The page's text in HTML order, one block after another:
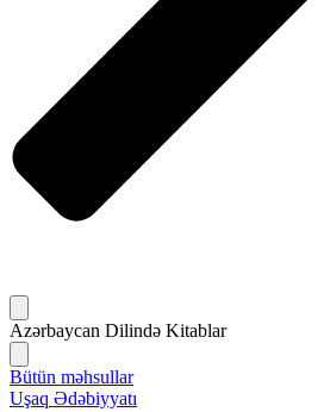
Azərbaycan Dilində Kitablar
Bütün məhsullar
Uşaq Ədəbiyyatı